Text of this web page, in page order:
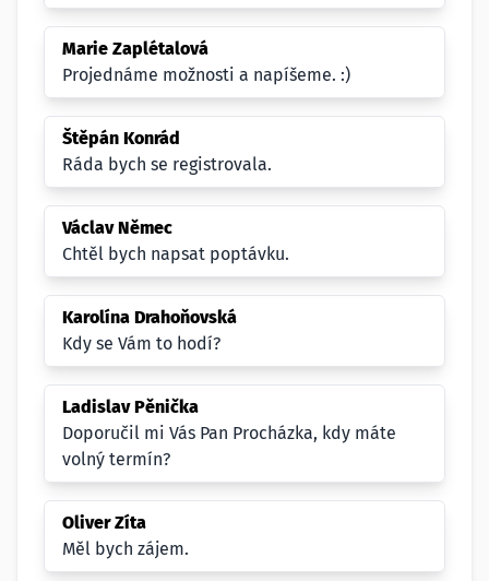
Marie Zaplétalová
Projednáme možnosti a napíšeme. :)
Štěpán Konrád
Ráda bych se registrovala.
Václav Němec
Chtěl bych napsat poptávku.
Karolína Drahoňovská
Kdy se Vám to hodí?
Ladislav Pěnička
Doporučil mi Vás Pan Procházka, kdy máte
volný termín?
Oliver Zíta
Měl bych zájem.